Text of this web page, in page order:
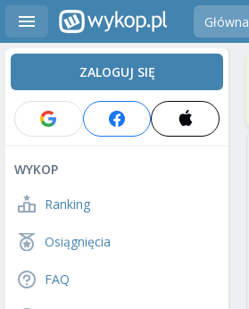
Główna
ZALOGUJ SIĘ
WYKOP
Ranking
Osiągnięcia
FAQ